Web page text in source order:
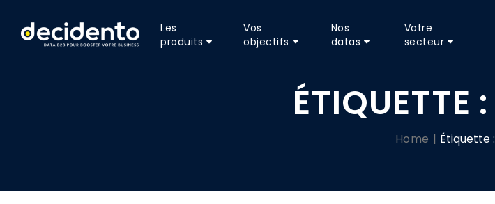
Les
produits
Vos
objectifs
Nos
datas
Votre
secteur
ÉTIQUETTE :
Home Étiquette :